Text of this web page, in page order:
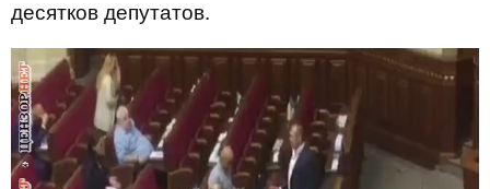
десятков депутатов.